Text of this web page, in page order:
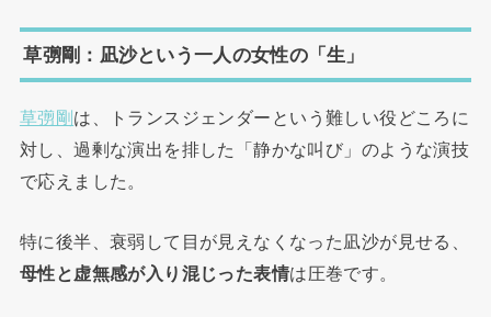
草彅剛：凪沙という一人の女性の「生」
草彅剛は、トランスジェンダーという難しい役どころに
対し、過剰な演出を排した「静かな叫び」のような演技
で応えました。
特に後半、衰弱して目が見えなくなった凪沙が見せる、
母性と虚無感が入り混じった表情は圧巻です。